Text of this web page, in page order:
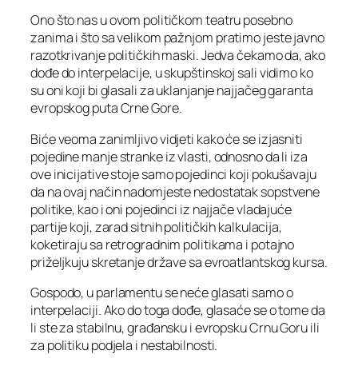
Ono što nas u ovom političkom teatru posebno
zanima i što sa velikom pažnjom pratimo jeste javno
razotkrivanje političkih maski. Jedva čekamo da, ako
dođe do interpelacije, u skupštinskoj sali vidimo ko
su oni koji bi glasali za uklanjanje najjačeg garanta
evropskog puta Crne Gore.
Biće veoma zanimljivo vidjeti kako će se izjasniti
pojedine manje stranke iz vlasti, odnosno da li iza
ove inicijative stoje samo pojedinci koji pokušavaju
da na ovaj način nadomjeste nedostatak sopstvene
politike, kao i oni pojedinci iz najjače vladajuće
partije koji, zarad sitnih političkih kalkulacija,
koketiraju sa retrogradnim politikama i potajno
priželjkuju skretanje države sa evroatlantskog kursa.
Gospodo, u parlamentu se neće glasati samo o
interpelaciji. Ako do toga dođe, glasaće se o tome da
li ste za stabilnu, građansku i evropsku Crnu Goru ili
za politiku podjela i nestabilnosti.